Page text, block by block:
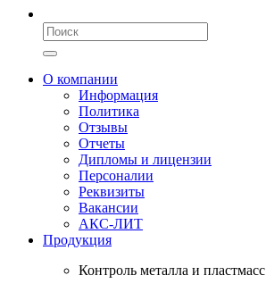
О компании
Информация
Политика
Отзывы
Отчеты
Дипломы и лицензии
Персоналии
Реквизиты
Вакансии
АКС-ЛИТ
Продукция
Контроль металла и пластмасс